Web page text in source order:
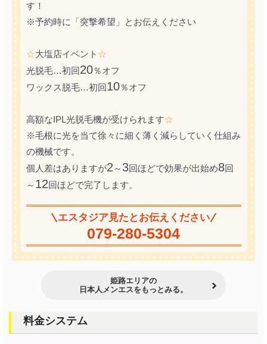
す！
※予約時に「突撃希望」とお伝えください
☆大塩店イベント ☆
光脱毛…初回20％オフ
ワックス脱毛…初回10％オフ
高額なIPL光脱毛機が受けられます☆
※毛根に光を当て徐々に細く薄く減らしていく仕組み
の機械です。
個人差はありますが2 ～ 3回ほどで効果が出始め8回
～ 12回ほどで完了します。
エスタジア見たとお伝えください
079-280-5304
姫路エリアの
日本人メンエスをもっとみる。
料金システム